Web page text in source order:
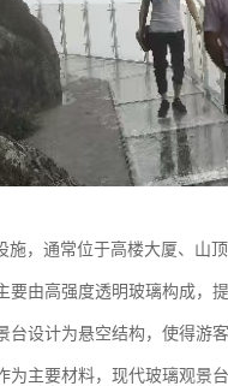
，通常位于高楼大厦、山
由高强度透明玻璃构成，
设计为悬空结构，使得游
主要材料，现代玻璃观景